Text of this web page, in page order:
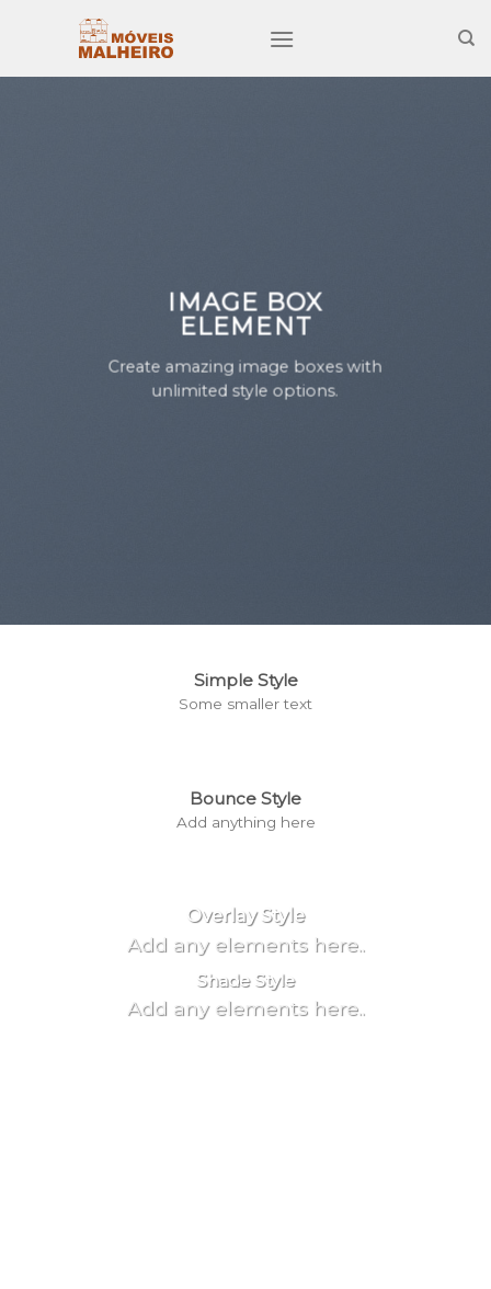
IMAGE BOX
ELEMENT
Create amazing image boxes with
unlimited style options.
Simple Style
Some smaller text
Bounce Style
Add anything here
Overlay Style
Add any elements here..
Shade Style
Add any elements here..